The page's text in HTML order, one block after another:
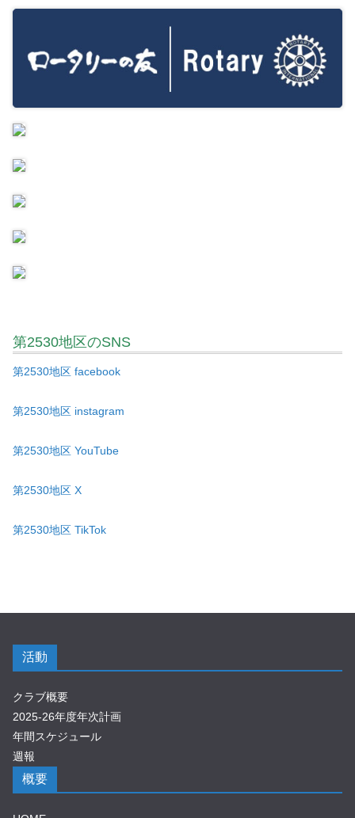
第2530地区のSNS
第2530地区 facebook
第2530地区 instagram
第2530地区 YouTube
第2530地区 X
第2530地区 TikTok
活動
クラブ概要
2025-26年度年次計画
年間スケジュール
週報
概要